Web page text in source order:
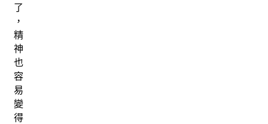
了
，
精
神
也
容
易
變
得